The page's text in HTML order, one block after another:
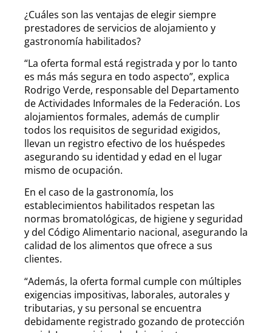
¿Cuáles son las ventajas de elegir siempre
prestadores de servicios de alojamiento y
gastronomía habilitados?
“La oferta formal está registrada y por lo tanto
es más más segura en todo aspecto”, explica
Rodrigo Verde, responsable del Departamento
de Actividades Informales de la Federación. Los
alojamientos formales, además de cumplir
todos los requisitos de seguridad exigidos,
llevan un registro efectivo de los huéspedes
asegurando su identidad y edad en el lugar
mismo de ocupación.
En el caso de la gastronomía, los
establecimientos habilitados respetan las
normas bromatológicas, de higiene y seguridad
y del Código Alimentario nacional, asegurando la
calidad de los alimentos que ofrece a sus
clientes.
“Además, la oferta formal cumple con múltiples
exigencias impositivas, laborales, autorales y
tributarias, y su personal se encuentra
debidamente registrado gozando de protección